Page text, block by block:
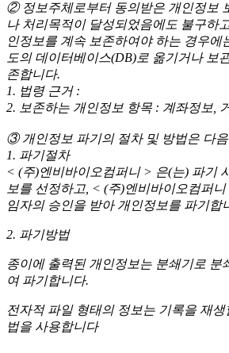
② 정보주체로부터 동의받은 개인정보
나 처리목적이 달성되었음에도 불구하
인정보를 계속 보존하여야 하는 경우에
도의 데이터베이스(DB)로 옮기거나 보
존합니다.
1. 법령 근거 :
2. 보존하는 개인정보 항목 : 계좌정보,
③ 개인정보 파기의 절차 및 방법은 다
1. 파기절차
< (주)엔비바이오컴퍼니 > 은(는) 파기
보를 선정하고, < (주)엔비바이오컴퍼
임자의 승인을 받아 개인정보를 파기합
2. 파기방법
종이에 출력된 개인정보는 분쇄기로 분
여 파기합니다.
전자적 파일 형태의 정보는 기록을 재
법을 사용합니다